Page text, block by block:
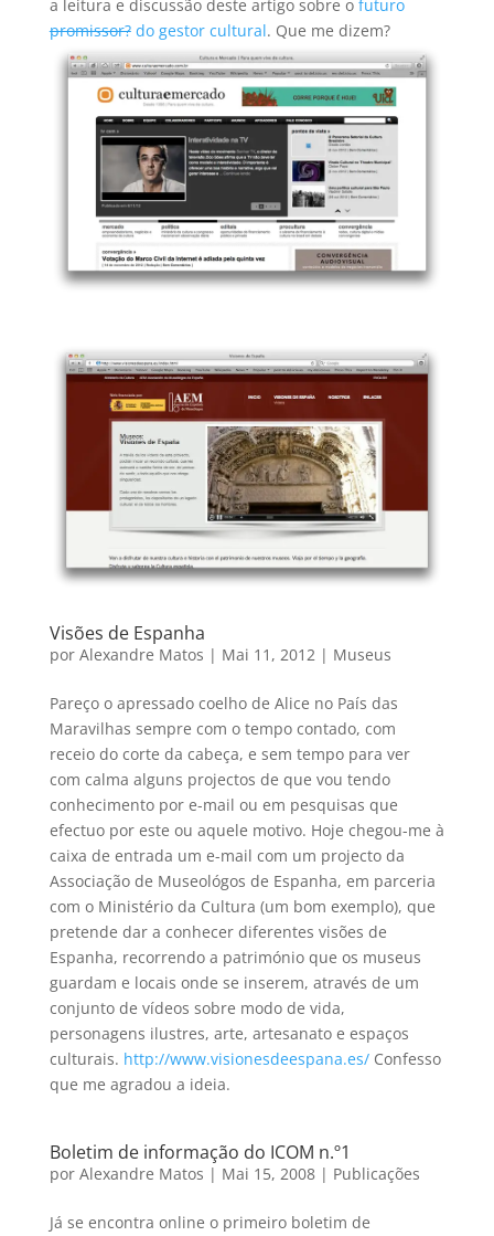
a leitura e discussão deste artigo sobre o futuro
promissor?do gestor cultural. Que me dizem?
Visões de Espanha
por Alexandre Matos | Mai 11, 2012| Museus
Pareço o apressado coelho de Alice no País das
Maravilhas sempre com o tempo contado, com
receio do corte da cabeça, e sem tempo para ver
com calma alguns projectos de que vou tendo
conhecimento por e-mail ou em pesquisas que
efectuo por este ou aquele motivo. Hoje chegou-me à
caixa de entrada um e-mail com um projecto da
Associação de Museológos de Espanha, em parceria
com o Ministério da Cultura (um bom exemplo), que
pretende dar a conhecer diferentes visões de
Espanha, recorrendo a património que os museus
guardam e locais onde se inserem, através de um
conjunto de vídeos sobre modo de vida,
personagens ilustres, arte, artesanato e espaços
culturais. http://www.visionesdeespana.es/Confesso
que me agradou a ideia.
Boletim de informação do ICOM n.º1
por Alexandre Matos | Mai 15, 2008| Publicações
Já se encontra online o primeiro boletim de